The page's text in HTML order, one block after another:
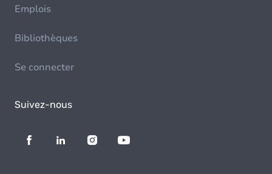
Emplois
Bibliothèques
Se connecter
Suivez-nous